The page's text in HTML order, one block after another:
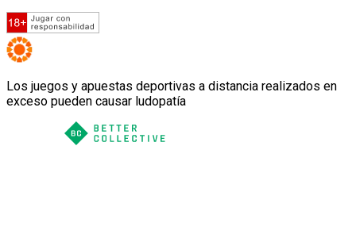
Los juegos y apuestas deportivas a distancia realizados en
exceso pueden causar ludopatía